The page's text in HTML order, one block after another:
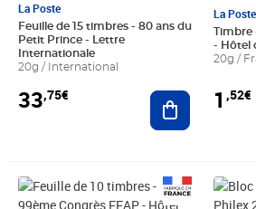
La Poste
Feuille de 15 timbres - 80 ans du
Petit Prince - Lettre
Internationale
20g / International
33,75€ Ajouter au
La Poste
Timbre
- Hôtel
20g /
1 ,52€
Prix 15,20€ Prix